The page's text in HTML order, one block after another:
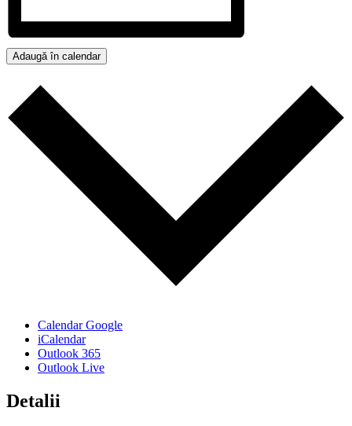
Adaugă în calendar
Calendar Google
iCalendar
Outlook 365
Outlook Live
Detalii